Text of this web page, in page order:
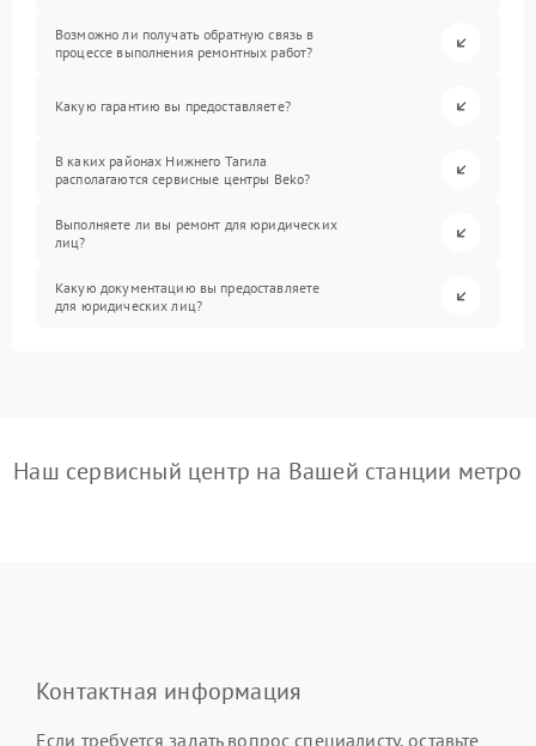
Возможно ли получать обратную связь в
процессе выполнения ремонтных работ?
Какую гарантию вы предоставляете?
В каких районах Нижнего Тагила
располагаются сервисные центры Beko?
Выполняете ли вы ремонт для юридических
лиц?
Какую документацию вы предоставляете
для юридических лиц?
Наш сервисный центр на Вашей станции метро
Контактная информация
Если требуется задать вопрос специалисту, оставьте